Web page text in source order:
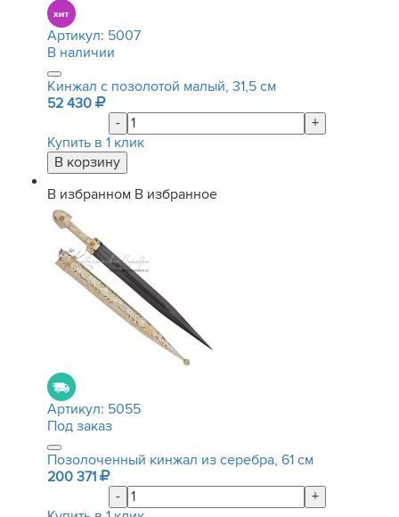
Артикул: 5007
В наличии
Кинжал с позолотой малый, 31,5 см
52 430
-
+
Купить в 1 клик
В избранном В избранное
Артикул: 5055
Под заказ
Позолоченный кинжал из серебра, 61 см
200 371
-
+